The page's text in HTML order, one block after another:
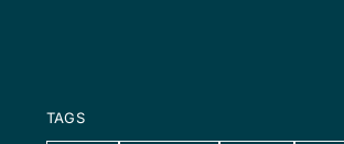
TAGS